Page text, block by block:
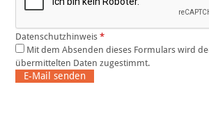
Datenschutzhinweis *
übermittelten Daten zugestimmt.
E-Mail senden